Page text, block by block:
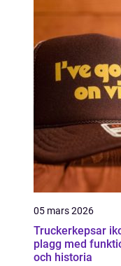
05 mars 2026
Truckerkepsar ikoniskt
plagg med
och historia